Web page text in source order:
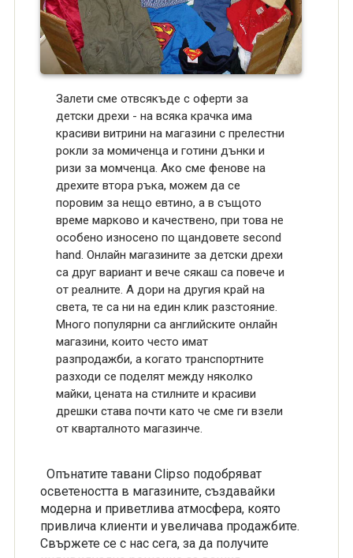
Залети сме отвсякъде с оферти за
детски дрехи - на всяка крачка има
красиви витрини на магазини с прелестни
рокли за момиченца и готини дънки и
ризи за момченца. Ако сме фенове на
дрехите втора ръка, можем да се
поровим за нещо евтино, а в същото
време марково и качествено, при това не
особено износено по щандовете second
hand. Онлайн магазините за детски дрехи
са друг вариант и вече сякаш са повече и
от реалните. А дори на другия край на
света, те са ни на един клик разстояние.
Много популярни са английските онлайн
магазини, които често имат
разпродажби, а когато транспортните
разходи се поделят между няколко
майки, цената на стилните и красиви
дрешки става почти като че сме ги взели
от кварталното магазинче.
Опънатите тавани Clipso подобряват
осветеността в магазините, създавайки
модерна и приветлива атмосфера, която
привлича клиенти и увеличава продажбите.
Свържете се с нас сега, за да получите